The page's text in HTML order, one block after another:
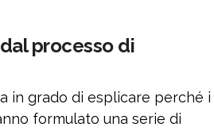
processo di
in grado di esplicare perché i
formulato una serie di